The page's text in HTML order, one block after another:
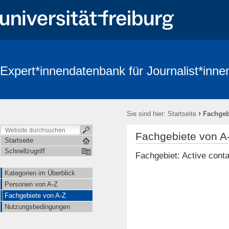
Expert*innendatenbank für
Sie sind hier: Startseite ›
Startseite
Schnellzugriff
Kategorien im Überblick
Personen von A-Z
Fachgebiete von A-Z
Nutzungsbedingungen
Fachgebiete von
Fachgebiet: Active